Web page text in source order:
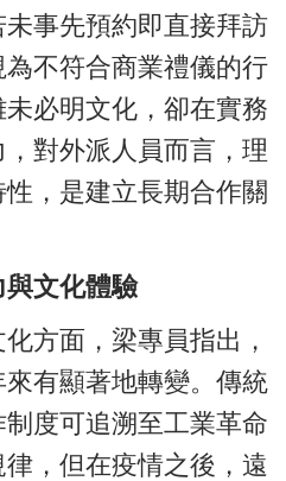
事先預約即直接拜訪
不符合商業禮儀的行
必明文化，卻在實務
，對外派人員而言，理
，是建立長期合作關
文化體驗
方面，梁專員指出，
有顯著地轉變。傳統
制度可追溯至工業革命
，但在疫情之後，遠